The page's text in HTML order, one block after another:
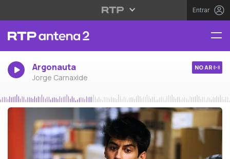
Entrar
Argonauta
Jorge Carnaxide
NO AR